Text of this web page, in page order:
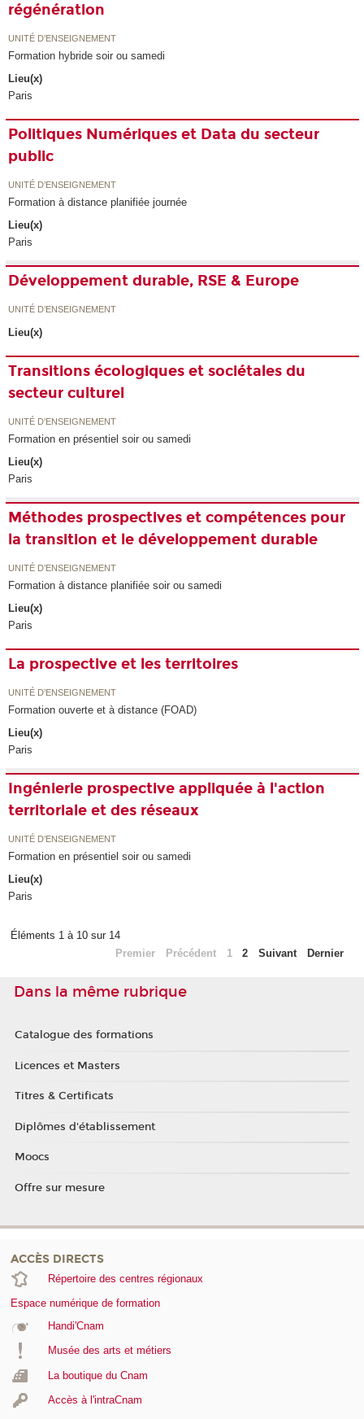
régénération
UNITÉ D’ENSEIGNEMENT
Formation hybride soir ou samedi
Lieu(x)
Paris
Politiques Numériques et Data du secteur
public
UNITÉ D’ENSEIGNEMENT
Formation à distance planifiée journée
Lieu(x)
Paris
Développement durable, RSE & Europe
UNITÉ D’ENSEIGNEMENT
Lieu(x)
Transitions écologiques et sociétales du
secteur culturel
UNITÉ D’ENSEIGNEMENT
Formation en présentiel soir ou samedi
Lieu(x)
Paris
Méthodes prospectives et compétences pour
la transition et le développement durable
UNITÉ D’ENSEIGNEMENT
Formation à distance planifiée soir ou samedi
Lieu(x)
Paris
La prospective et les territoires
UNITÉ D’ENSEIGNEMENT
Formation ouverte et à distance (FOAD)
Lieu(x)
Paris
Ingénierie prospective appliquée à l'action
territoriale et des réseaux
UNITÉ D’ENSEIGNEMENT
Formation en présentiel soir ou samedi
Lieu(x)
Paris
Éléments 1 à 10 sur 14
Premier
Précédent 1 2 Suivant Dernier
Dans la même rubrique
Catalogue des formations
Licences et Masters
Titres & Certificats
Diplômes d'établissement
Moocs
Offre sur mesure
ACCÈS DIRECTS
Répertoire des centres régionaux
Espace numérique de formation
Handi'Cnam
Musée des arts et métiers
La boutique du Cnam
Accès à l'intraCnam